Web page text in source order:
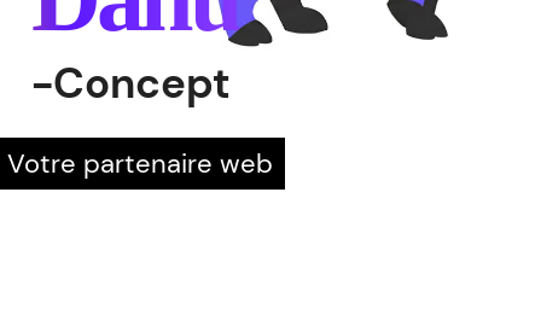
-Concept
Votre partenaire web